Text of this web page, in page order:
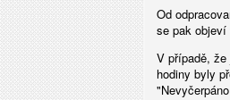
Od
se pak
V případě,
hodiny byly